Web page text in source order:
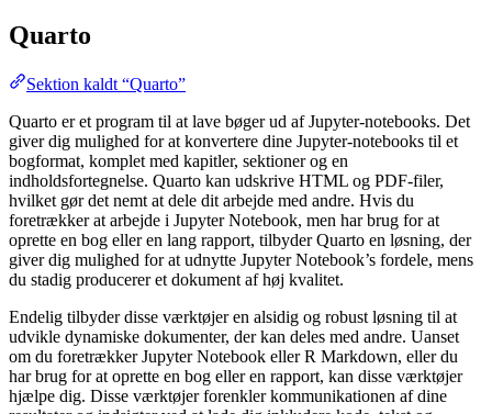
Quarto
Sektion kaldt “Quarto”
Quarto er et program til at lave bøger ud af Jupyter-notebooks. Det
giver dig mulighed for at konvertere dine Jupyter-notebooks til et
bogformat, komplet med kapitler, sektioner og en
indholdsfortegnelse. Quarto kan udskrive HTML og PDF-filer,
hvilket gør det nemt at dele dit arbejde med andre. Hvis du
foretrækker at arbejde i Jupyter Notebook, men har brug for at
oprette en bog eller en lang rapport, tilbyder Quarto en løsning, der
giver dig mulighed for at udnytte Jupyter Notebook’s fordele, mens
du stadig producerer et dokument af høj kvalitet.
Endelig tilbyder disse værktøjer en alsidig og robust løsning til at
udvikle dynamiske dokumenter, der kan deles med andre. Uanset
om du foretrækker Jupyter Notebook eller R Markdown, eller du
har brug for at oprette en bog eller en rapport, kan disse værktøjer
hjælpe dig. Disse værktøjer forenkler kommunikationen af dine